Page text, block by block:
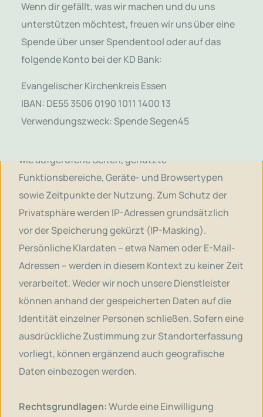
und Funktionen besonders gefragt sind, wann
unser Angebot am stärksten genutzt wird und wo
Verbesserungspotenzial besteht. Darüber hinaus
verschiedene Varianten unseres Onlineangebots
miteinander zu vergleichen und die beste Version
für unsere Besucher bereitzustellen.
wie aufgerufene Seiten, genutzte
Funktionsbereiche, Geräte- und Browsertypen
sowie Zeitpunkte der Nutzung. Zum Schutz der
Privatsphäre werden IP-Adressen grundsätzlich
vor der Speicherung gekürzt (IP-Masking).
Persönliche Klardaten – etwa Namen oder E-Mail-
Adressen – werden in diesem Kontext zu keiner Zeit
verarbeitet. Weder wir noch unsere Dienstleister
können anhand der gespeicherten Daten auf die
Identität einzelner Personen schließen. Sofern eine
ausdrückliche Zustimmung zur Standorterfassung
vorliegt, können ergänzend auch geografische
Daten einbezogen werden.
Rechtsgrundlagen:Wurde eine Einwilligung
Wenn dir gefällt, was wir machen und du uns
unterstützen möchtest, freuen wir uns über eine
Spende über unser Spendentool oder auf das
folgende Konto bei der KD Bank:
Evangelischer Kirchenkreis Essen
IBAN: DE55 3506 0190 1011 1400 13
Verwendungszweck: Spende Segen45